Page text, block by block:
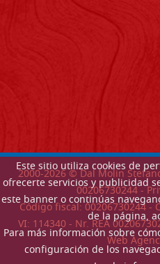
Este sitio utiliza cookies de
ofrecerte servicios y publicidad
este banner o continúas
de la página,
Para más información sobre
configuración de los
2000-2026© Dal Molin
00206730244 -
Código fiscal: 00206730244 -
VI: 114340 - Nr. REA
Web